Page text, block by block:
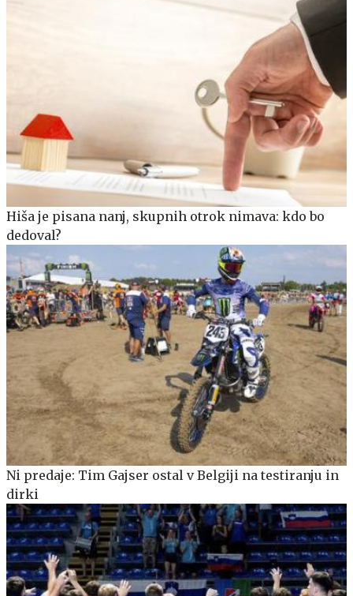
Hiša je pisana nanj, skupnih otrok nimava: kdo bo
dedoval?
Ni predaje: Tim Gajser ostal v Belgiji na testiranju in
dirki